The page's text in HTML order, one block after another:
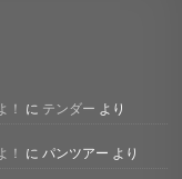
！ に テンダー より
！ に パンツアー より